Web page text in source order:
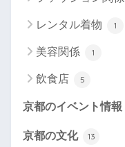
レンタル着物 1
美容関係 1
飲食店 5
京都のイベント情報
京都の文化 13